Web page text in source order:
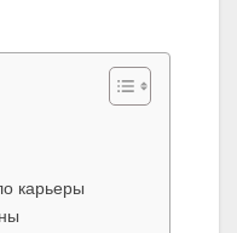
карьеры